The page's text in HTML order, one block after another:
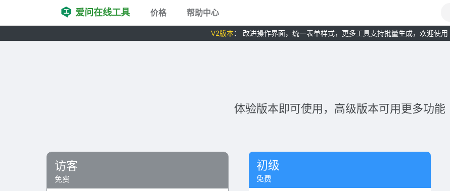
爱问在线工具 价格 帮助中心
V2版本： 改进操作界面，统一表单样式，更多工具支持批量生成，欢迎使用
体验版本即可使用，高级版本可用更多功能
访客
免费
初级
免费